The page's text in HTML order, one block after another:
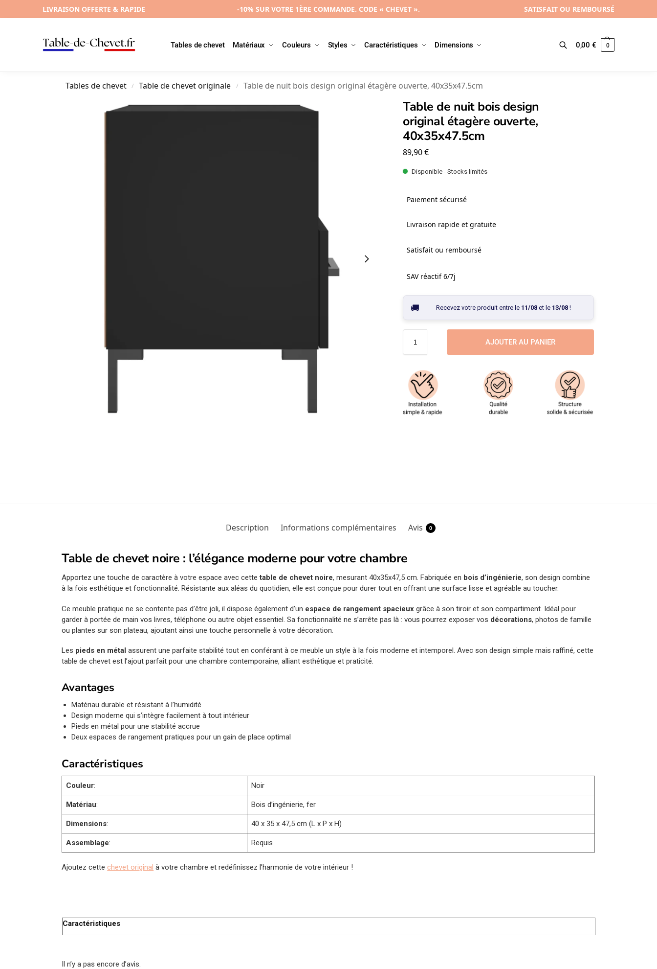
LIVRAISON OFFERTE & RAPIDE -10% SUR VOTRE 1ÈRE COMMANDE. CODE « CHEVET ». SATISFAIT OU REMBOURSÉ
Tables de chevet Matériaux Couleurs Styles Caractéristiques Dimensions
Recherche 0,00€ 0
Tables de chevet / Table de chevet originale / Table de nuit bois design original étagère ouverte, 40x35x47.5cm
Table de nuit bois design
original étagère ouverte,
40x35x47.5cm
89,90€
Disponible - Stocks limités
Paiement sécurisé
Livraison rapide et gratuite
Satisfait ou remboursé
SAV réactif 6/7j
Recevez votre produit entre le 11/08et le 13/08!
AJOUTER AU PANIER
Description Informations complémentaires Avis 0
Table de chevet noire : l’élégance moderne pour votre chambre
Apportez une touche de caractère à votre espace avec cettetable de chevet noire, mesurant 40x35x47,5 cm. Fabriquée en bois d’ingénierie, son design combine
à la fois esthétique et fonctionnalité. Résistante aux aléas du quotidien, elle est conçue pour durer tout en offrant une surface lisse et agréable au toucher.
Ce meuble pratique ne se contente pas d’être joli, il dispose également d’un espace de rangement spacieux grâce à son tiroir et son compartiment. Idéal pour
garder à portée de main vos livres, téléphone ou autre objet essentiel. Sa fonctionnalité ne s’arrête pas là : vous pourrez exposer vos décorations, photos de famille
ou plantes sur son plateau, ajoutant ainsi une touche personnelle à votre décoration.
Les pieds en métal assurent une parfaite stabilité tout en conférant à ce meuble un style à la fois moderne et intemporel. Avec son design simple mais raffiné, cette
table de chevet est l’ajout parfait pour une chambre contemporaine, alliant esthétique et praticité.
Avantages
Matériau durable et résistant à l’humidité
Design moderne qui s’intègre facilement à tout intérieur
Pieds en métal pour une stabilité accrue
Deux espaces de rangement pratiques pour un gain de place optimal
Caractéristiques
Couleur: Noir
Matériau: Bois d’ingénierie, fer
Dimensions: 40 x 35 x 47,5 cm (L x P x H)
Assemblage: Requis
Ajoutez cettechevet original à votre chambre et redéfinissez l’harmonie de votre intérieur !
Caractéristiques
Il n’y a pas encore d’avis.